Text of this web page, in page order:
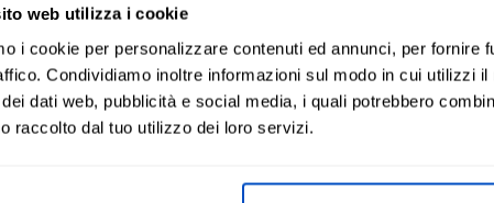
web utilizza i cookie
i cookie per personalizzare contenuti ed annunci, per fornire
Condividiamo inoltre informazioni sul modo in cui utilizzi
dati web, pubblicità e social media, i quali potrebbero
raccolto dal tuo utilizzo dei loro servizi.